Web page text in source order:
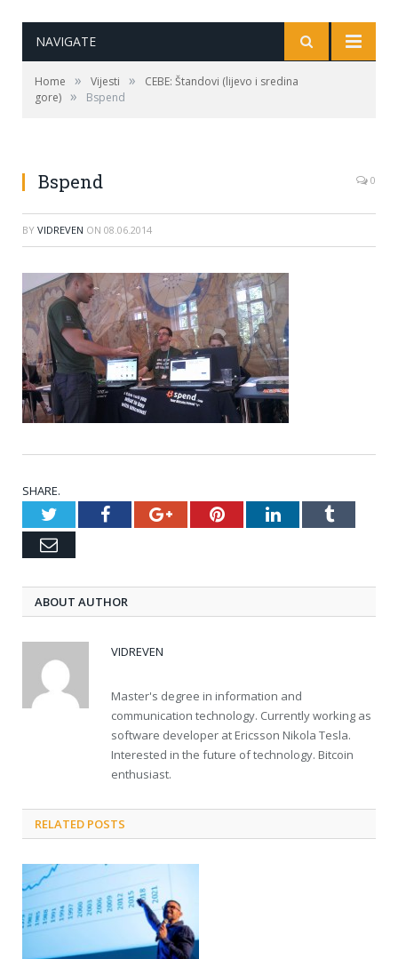
NAVIGATE
Home » Vijesti »
CEBE: Štandovi (lijevo i sredina
gore) » Bspend
Bspend 0
BY VIDREVEN ON 08.06.2014
SHARE.
TwitterFacebookGoogle+PinterestLinkedInTumblr
Email
ABOUT AUTHOR
VIDREVEN
Master's degree in information and
communication technology. Currently working as
software developer at Ericsson Nikola Tesla.
Interested in the future of technology. Bitcoin
enthusiast.
RELATED POSTS